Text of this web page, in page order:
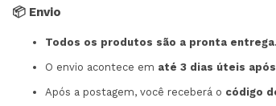
📦 Envio
Todos os produtos são a pronta entrega.
O envio acontece em até 3 dias úteis
Após a postagem, você receberá o código